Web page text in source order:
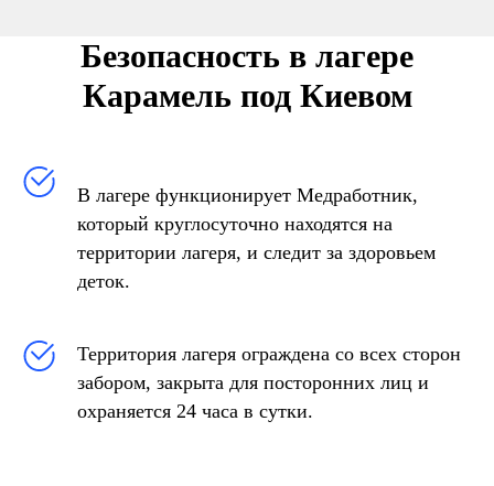
Безопасность в лагере
Карамель под Киевом
В лагере функционирует Медработник,
который круглосуточно находятся на
территории лагеря, и следит за здоровьем
деток.
Территория лагеря ограждена со всех сторон
забором, закрыта для посторонних лиц и
охраняется 24 часа в сутки.